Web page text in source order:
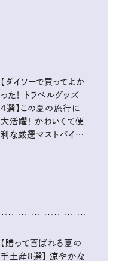
【ダイソーで買ってよか
った！ トラベルグッズ
4選】この夏の旅行に
大活躍！ かわいくて便
利な厳選マストバイア
【贈って喜ばれる夏の
手土産８選】 涼やかな